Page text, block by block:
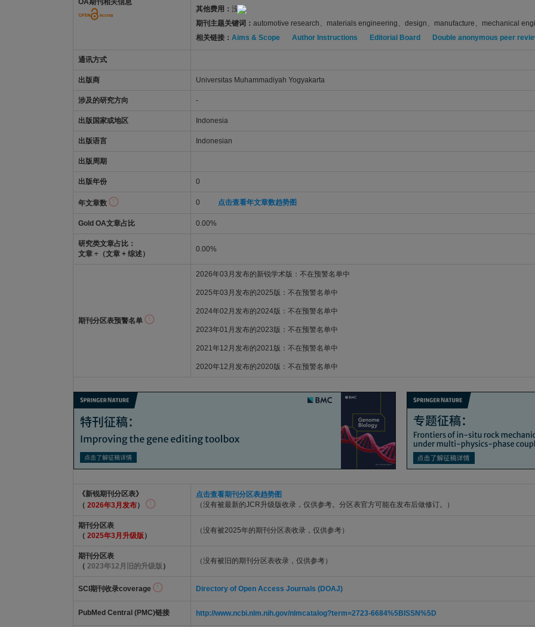
OA期刊相关信息
其他费用： 没有
期刊主题关键词： automotive research、materials engineering、design、manufacture、mechanical
相关链接： Aims & Scope Author Instructions Editorial Board Double anonymous peer
通讯方式
出版商 Universitas Muhammadiyah Yogyakarta
涉及的研究方向 -
出版国家或地区 Indonesia
出版语言 Indonesian
出版周期
出版年份 0
年文章数 0 点击查看年文章数趋势图
Gold OA文章占比 0.00%
研究类文章占比：
文章 ÷（文章 + 综述）
0.00%
期刊分区表预警名单
2026年03月发布的新锐学术版：不在预警名单中
2025年03月发布的2025版：不在预警名单中
2024年02月发布的2024版：不在预警名单中
2023年01月发布的2023版：不在预警名单中
2021年12月发布的2021版：不在预警名单中
2020年12月发布的2020版：不在预警名单中
《新锐期刊分区表》
（ 2026年3月发布）
点击查看期刊分区表趋势图
（没有被最新的JCR升级版收录，仅供参考。分区表官方可能在发布后做修订。）
期刊分区表
（ 2025年3月升级版 ）
（没有被2025年的期刊分区表收录，仅供参考）
期刊分区表
（ 2023年12月旧的升级版 ）
（没有被旧的期刊分区表收录，仅供参考）
SCI期刊收录coverage Directory of Open Access Journals (DOAJ)
PubMed Central (PMC)链接 http://www.ncbi.nlm.nih.gov/nlmcatalog?term=2723-6684%5BISSN%5D